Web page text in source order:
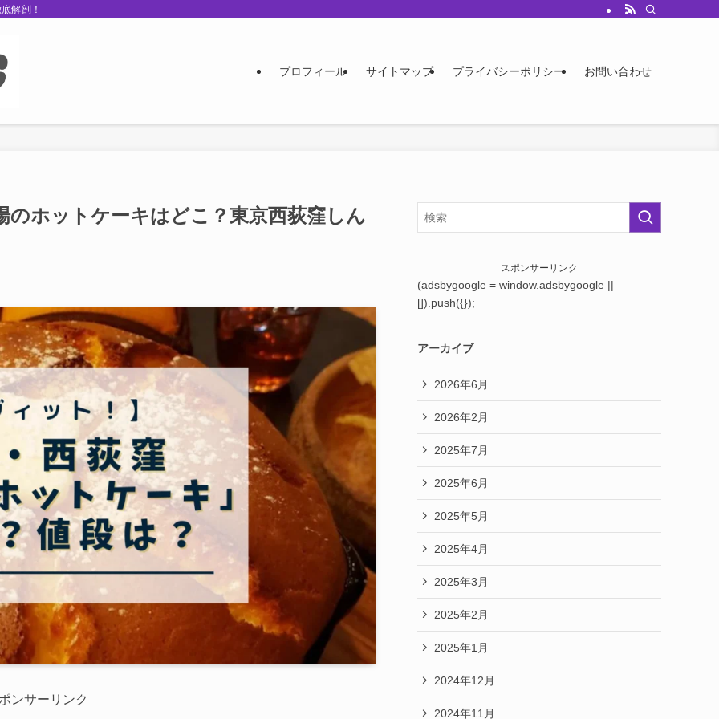
解剖！
プロフィール サイトマップ プライバシーポリシー お問い合わせ
のホットケーキはどこ？東京西荻窪しん
ンサーリンク
スポンサーリンク
(adsbygoogle = window.adsbygoogle ||
[]).push({});
アーカイブ
2026年6月
2026年2月
2025年7月
2025年6月
2025年5月
2025年4月
2025年3月
2025年2月
2025年1月
2024年12月
2024年11月